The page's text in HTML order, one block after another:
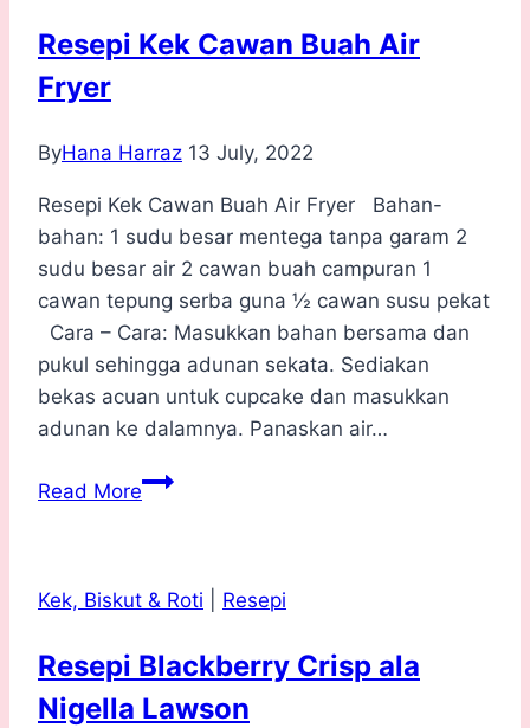
Resepi Kek Cawan Buah Air
Fryer
ByHana Harraz 13 July, 2022
Resepi Kek Cawan Buah Air Fryer Bahan-
bahan: 1 sudu besar mentega tanpa garam 2
sudu besar air 2 cawan buah campuran 1
cawan tepung serba guna ½ cawan susu pekat
Cara – Cara: Masukkan bahan bersama dan
pukul sehingga adunan sekata. Sediakan
bekas acuan untuk cupcake dan masukkan
adunan ke dalamnya. Panaskan air…
Read MoreResepi
Air
Kek, Biskut & Roti Resepi
Resepi Blackberry Crisp ala
Nigella Lawson